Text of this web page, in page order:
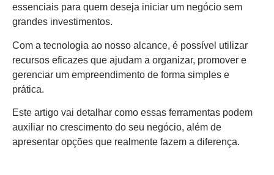
essenciais para quem deseja iniciar um negócio sem
grandes investimentos.
Com a tecnologia ao nosso alcance, é possível utilizar
recursos eficazes que ajudam a organizar, promover e
gerenciar um empreendimento de forma simples e
prática.
Este artigo vai detalhar como essas ferramentas podem
auxiliar no crescimento do seu negócio, além de
apresentar opções que realmente fazem a diferença.